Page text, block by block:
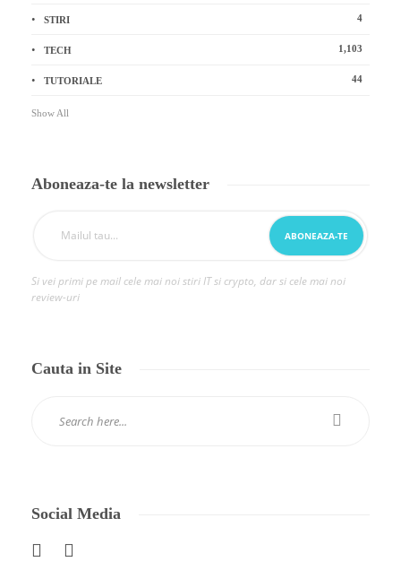
STIRI 4
TECH 1,103
TUTORIALE 44
Show All
Aboneaza-te la newsletter
Si vei primi pe mail cele mai noi stiri IT si crypto, dar si cele mai noi
review-uri
Cauta in Site
Social Media